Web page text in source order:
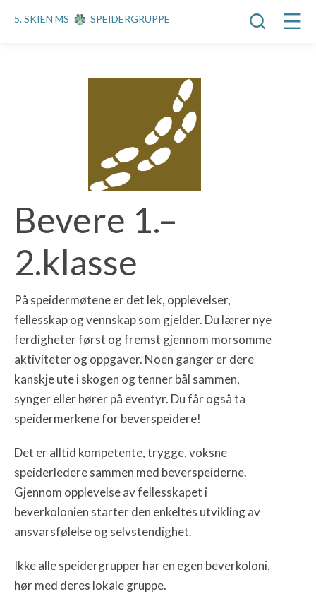
5. SKIEN MS SPEIDERGRUPPE
Bevere 1.–
2.klasse
På speidermøtene er det lek, opplevelser,
fellesskap og vennskap som gjelder. Du lærer nye
ferdigheter først og fremst gjennom morsomme
aktiviteter og oppgaver. Noen ganger er dere
kanskje ute i skogen og tenner bål sammen,
synger eller hører på eventyr. Du får også ta
speidermerkene for beverspeidere!
Det er alltid kompetente, trygge, voksne
speiderledere sammen med beverspeiderne.
Gjennom opplevelse av fellesskapet i
beverkolonien starter den enkeltes utvikling av
ansvarsfølelse og selvstendighet.
Ikke alle speidergrupper har en egen beverkoloni,
hør med deres lokale gruppe.